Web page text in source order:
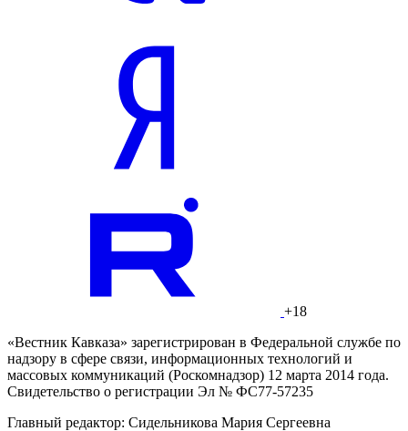
+18
«Вестник Кавказа» зарегистрирован в Федеральной службе по
надзору в сфере связи, информационных технологий и
массовых коммуникаций (Роскомнадзор) 12 марта 2014 года.
Свидетельство о регистрации Эл № ФС77-57235
Главный редактор: Сидельникова Мария Сергеевна